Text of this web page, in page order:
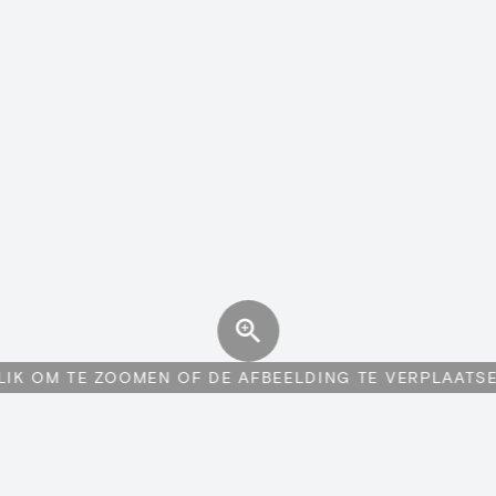
OM TE ZOOMEN OF DE AFBEELDING TE